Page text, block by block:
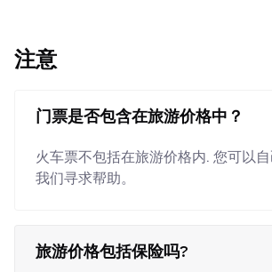
注意
门票是否包含在旅游价格中？
火车票不包括在旅游价格内. 您可以
我们寻求帮助。
旅游价格包括保险吗?